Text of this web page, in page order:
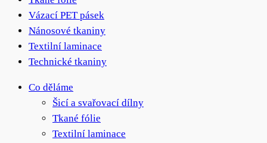
Vázací PET pásek
Nánosové tkaniny
Textilní laminace
Technické tkaniny
Co děláme
Šicí a svařovací dílny
Tkané fólie
Textilní laminace